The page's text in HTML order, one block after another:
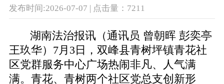
发布时间:2026-07-07 | 点击量：7211
湖南法治报讯（通讯员 曾朝晖 彭奕亭
王玖华）7月3日，双峰县青树坪镇青花社
区党群服务中心广场热闹非凡、人气满
满。青花、青树两个社区党总支创新形